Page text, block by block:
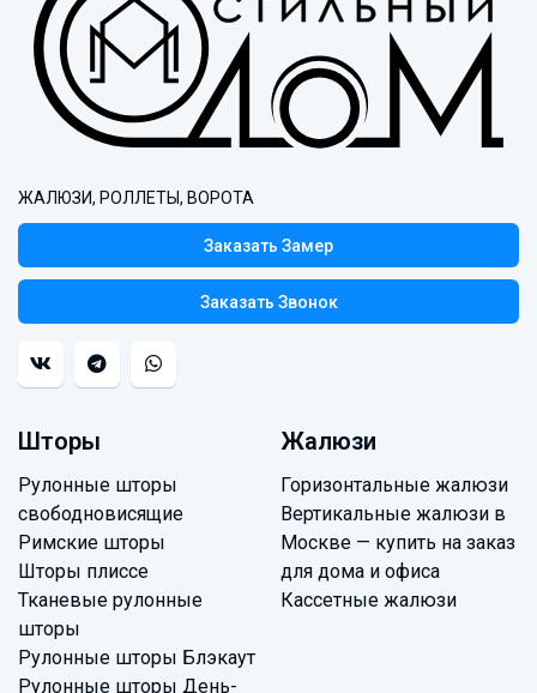
ЖАЛЮЗИ, РОЛЛЕТЫ, ВОРОТА
Заказать Замер
Заказать Звонок
Шторы
Рулонные шторы
свободновисящие
Римские шторы
Шторы плиссе
Тканевые рулонные
шторы
Рулонные шторы Блэкаут
Рулонные шторы День-
Жалюзи
Горизонтальные жалюзи
Вертикальные жалюзи в
Москве — купить на заказ
для дома и офиса
Кассетные жалюзи